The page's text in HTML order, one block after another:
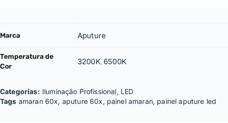
Marca Aputure
Temperatura de
Cor
3200K, 6500K
Categorias: Iluminação Profissional, LED
Tags amaran 60x, aputure 60x , painel amaran, painel aputure led